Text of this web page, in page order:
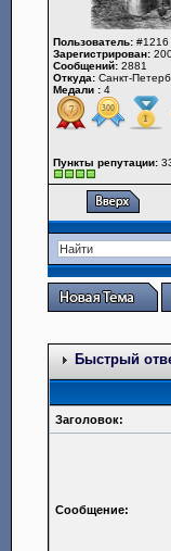
Пользователь: #1216
Зарегистрирован:
Сообщений: 2881
Откуда: Санкт-
Медали : 4
Пункты репутации:
Быстрый
Заголовок:
Сообщение: